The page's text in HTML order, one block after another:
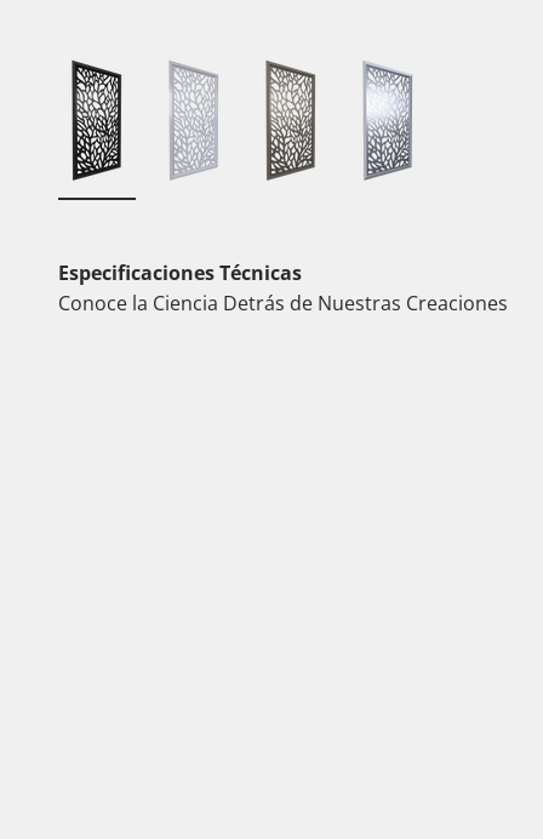
Especificaciones Técnicas
Conoce la Ciencia Detrás de Nuestras Creaciones